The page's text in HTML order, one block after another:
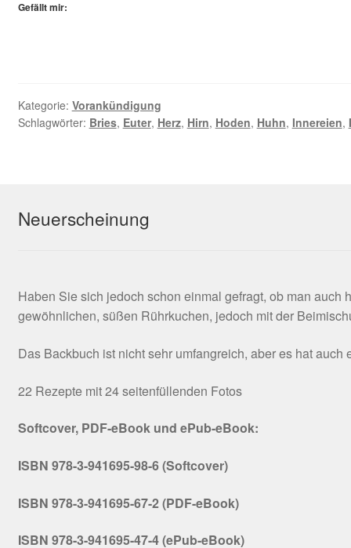
Gefällt mir:
Kategorie: Vorankündigung
Schlagwörter: Bries, Euter, Herz, Hirn, Hoden, Huhn, Innereien,
Neuerscheinung
Haben Sie sich jedoch schon einmal gefragt, ob man
gewöhnlichen, süßen Rührkuchen, jedoch mit der
Das Backbuch ist nicht sehr umfangreich, aber es hat
22 Rezepte mit 24 seitenfüllenden Fotos
Softcover, PDF-eBook und ePub-eBook:
ISBN 978-3-941695-98-6 (Softcover)
ISBN 978-3-941695-67-2 (PDF-eBook)
ISBN 978-3-941695-47-4 (ePub-eBook)